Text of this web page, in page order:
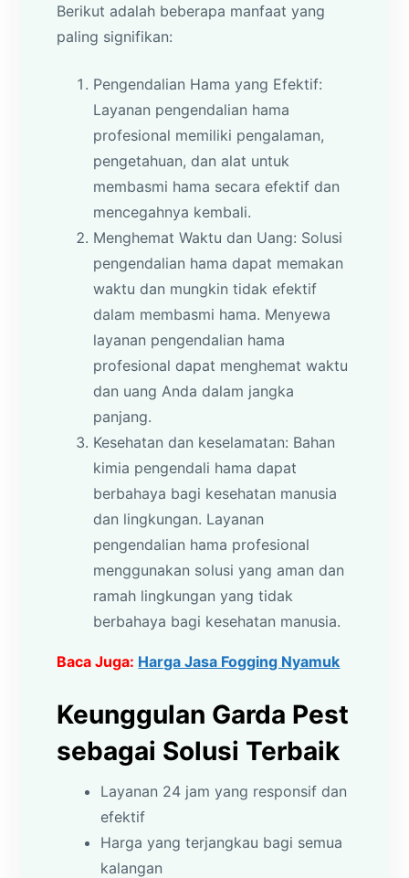
Berikut adalah beberapa manfaat yang
paling signifikan:
Pengendalian Hama yang Efektif:
Layanan pengendalian hama
profesional memiliki pengalaman,
pengetahuan, dan alat untuk
membasmi hama secara efektif dan
mencegahnya kembali.
Menghemat Waktu dan Uang: Solusi
pengendalian hama dapat memakan
waktu dan mungkin tidak efektif
dalam membasmi hama. Menyewa
layanan pengendalian hama
profesional dapat menghemat waktu
dan uang Anda dalam jangka
panjang.
Kesehatan dan keselamatan: Bahan
kimia pengendali hama dapat
berbahaya bagi kesehatan manusia
dan lingkungan. Layanan
pengendalian hama profesional
menggunakan solusi yang aman dan
ramah lingkungan yang tidak
berbahaya bagi kesehatan manusia.
Baca Juga: Harga Jasa Fogging Nyamuk
Keunggulan Garda Pest
sebagai Solusi Terbaik
Layanan 24 jam yang responsif dan
efektif
Harga yang terjangkau bagi semua
kalangan